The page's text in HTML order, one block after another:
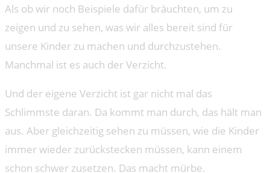
Als ob wir noch Beispiele dafür bräuchten, um zu
zeigen und zu sehen, was wir alles bereit sind für
unsere Kinder zu machen und durchzustehen.
Manchmal ist es auch der Verzicht.
Und der eigene Verzicht ist gar nicht mal das
Schlimmste daran. Da kommt man durch, das hält man
aus. Aber gleichzeitig sehen zu müssen, wie die Kinder
immer wieder zurückstecken müssen, kann einem
schon schwer zusetzen. Das macht mürbe.